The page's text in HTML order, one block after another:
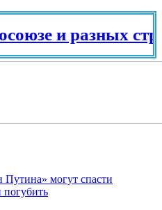
разных странах